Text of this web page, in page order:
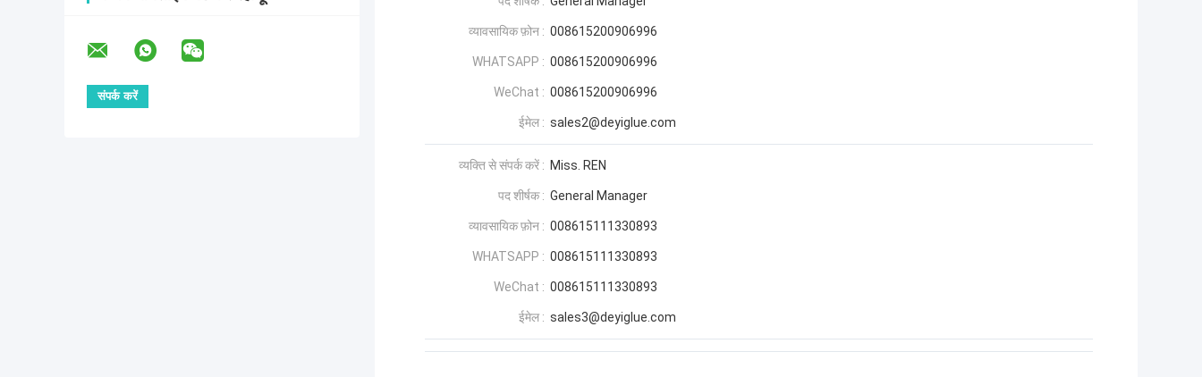
व्यावसायिक फ़ोन : 008615200906996
WHATSAPP : 008615200906996
WeChat : 008615200906996
ईमेल : sales2@deyiglue.com
व्यक्ति से संपर्क करें : Miss. REN
पद शीर्षक : General Manager
व्यावसायिक फ़ोन : 008615111330893
WHATSAPP : 008615111330893
WeChat : 008615111330893
ईमेल : sales3@deyiglue.com